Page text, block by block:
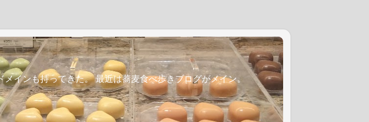
インも持ってきた。 最近は蕎麦食べ歩きブログがメイン。